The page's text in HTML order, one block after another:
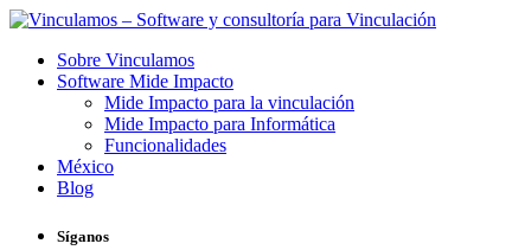
Sobre Vinculamos
Software Mide Impacto
Mide Impacto para la vinculación
Mide Impacto para Informática
Funcionalidades
México
Blog
Síganos